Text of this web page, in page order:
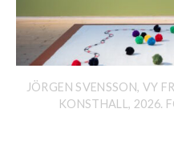
JÖRGEN SVENSSON, VY
KONSTHALL, 2026.